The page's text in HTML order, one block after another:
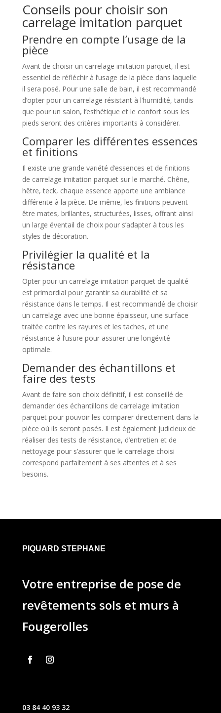
Conseils pour choisir son
carrelage imitation parquet
Prendre en compte l’usage de la
pièce
Avant de choisir un carrelage imitation parquet, il est
essentiel de réfléchir à l’usage de la pièce dans laquelle
il sera posé. Pour une salle de bain, il est recommandé
d’opter pour un carrelage résistant à l’humidité, tandis
que pour un salon, l’esthétique et le confort sous les
pieds seront des critères importants à considérer.
Comparer les différentes essences
et finitions
Il existe une grande variété d’essences et de finitions
de carrelage imitation parquet sur le marché. Chêne,
hêtre, teck, chaque essence apporte une ambiance
différente à la pièce. De même, les finitions peuvent
être mates, brillantes, structurées, lisses, offrant ainsi
un large éventail de choix pour s’adapter à tous les
styles de décoration.
Privilégier la qualité et la
résistance
Opter pour un carrelage imitation parquet de qualité
est primordial pour garantir sa durabilité et sa
résistance dans le temps. Il est recommandé de choisir
un carrelage avec une bonne épaisseur, une surface
traitée contre les rayures et les taches, et une
résistance à l’usure pour assurer une longévité
optimale.
Demander des échantillons et
faire des tests
Avant de faire son choix définitif, il est conseillé de
demander des échantillons de carrelage imitation
parquet pour pouvoir les comparer directement dans la
pièce où ils seront posés. Il est également judicieux de
réaliser des tests de résistance, d’entretien et de
nettoyage pour s’assurer que le carrelage choisi
correspond parfaitement à ses attentes et à ses
besoins.
PIQUARD STEPHANE
Votre entreprise de pose de
revêtements sols et murs à
Fougerolles
03 84 40 93 32